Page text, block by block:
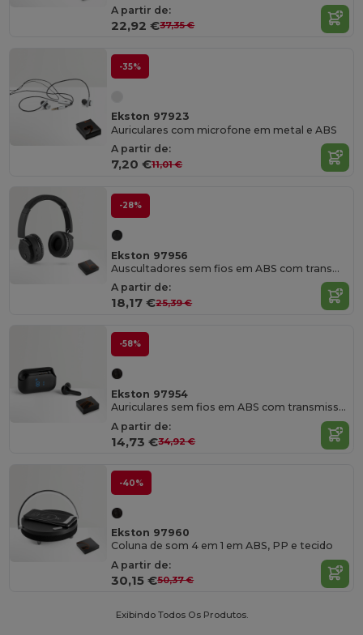
A partir de:
22,92 €37,35 €
-35%
Ekston 97923
Auriculares com microfone em metal e ABS
A partir de:
7,20 €11,01 €
-28%
Ekston 97956
Auscultadores sem fios em ABS com transmissão BT 5'0
A partir de:
18,17 €25,39 €
-58%
Ekston 97954
Auriculares sem fios em ABS com transmissão BT 5'0
A partir de:
14,73 €34,92 €
-40%
Ekston 97960
Coluna de som 4 em 1 em ABS, PP e tecido
A partir de:
30,15 €50,37 €
Exibindo Todos Os Produtos.